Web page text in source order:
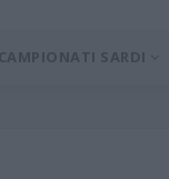
CAMPIONATI SARDI